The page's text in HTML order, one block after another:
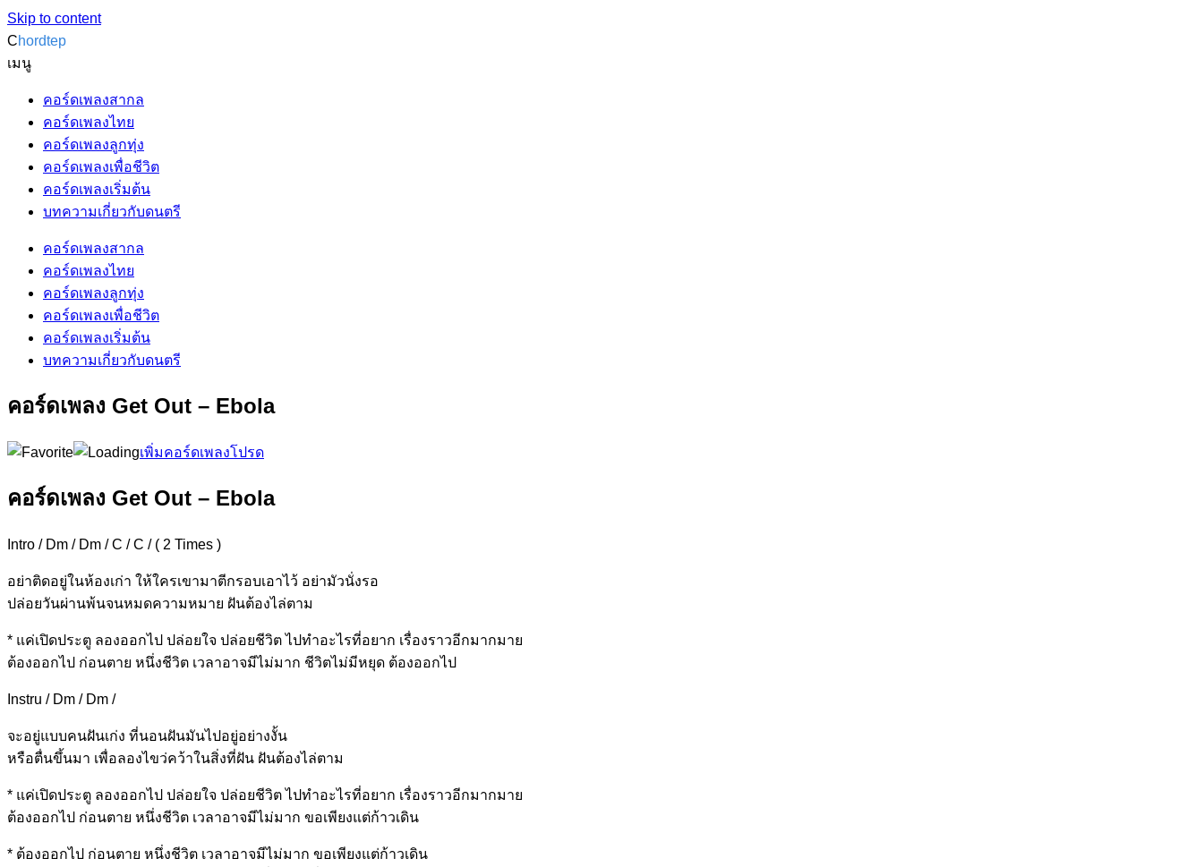
Skip to content
Chordtep
เมนู
คอร์ดเพลงสากล
คอร์ดเพลงไทย
คอร์ดเพลงลูกทุ่ง
คอร์ดเพลงเพื่อชีวิต
คอร์ดเพลงเริ่มต้น
บทความเกี่ยวกับดนตรี
คอร์ดเพลงสากล
คอร์ดเพลงไทย
คอร์ดเพลงลูกทุ่ง
คอร์ดเพลงเพื่อชีวิต
คอร์ดเพลงเริ่มต้น
บทความเกี่ยวกับดนตรี
คอร์ดเพลง Get Out – Ebola
เพิ่มคอร์ดเพลงโปรด
คอร์ดเพลง Get Out – Ebola
Intro / Dm / Dm / C / C / ( 2 Times )
อย่าติดอยู่ในห้องเก่า ให้ใครเขามาตีกรอบเอาไว้ อย่ามัวนั่งรอ
ปล่อยวันผ่านพ้นจนหมดความหมาย ฝันต้องไล่ตาม
* แค่เปิดประตู ลองออกไป ปล่อยใจ ปล่อยชีวิต ไปทำอะไรที่อยาก เรื่องราวอีกมากมาย
ต้องออกไป ก่อนตาย หนึ่งชีวิต เวลาอาจมีไม่มาก ชีวิตไม่มีหยุด ต้องออกไป
Instru / Dm / Dm /
จะอยู่แบบคนฝันเก่ง ที่นอนฝันมันไปอยู่อย่างงั้น
หรือตื่นขึ้นมา เพื่อลองไขว่คว้าในสิ่งที่ฝัน ฝันต้องไล่ตาม
* แค่เปิดประตู ลองออกไป ปล่อยใจ ปล่อยชีวิต ไปทำอะไรที่อยาก เรื่องราวอีกมากมาย
ต้องออกไป ก่อนตาย หนึ่งชีวิต เวลาอาจมีไม่มาก ขอเพียงแต่ก้าวเดิน
* ต้องออกไป ก่อนตาย หนึ่งชีวิต เวลาอาจมีไม่มาก ขอเพียงแต่ก้าวเดิน